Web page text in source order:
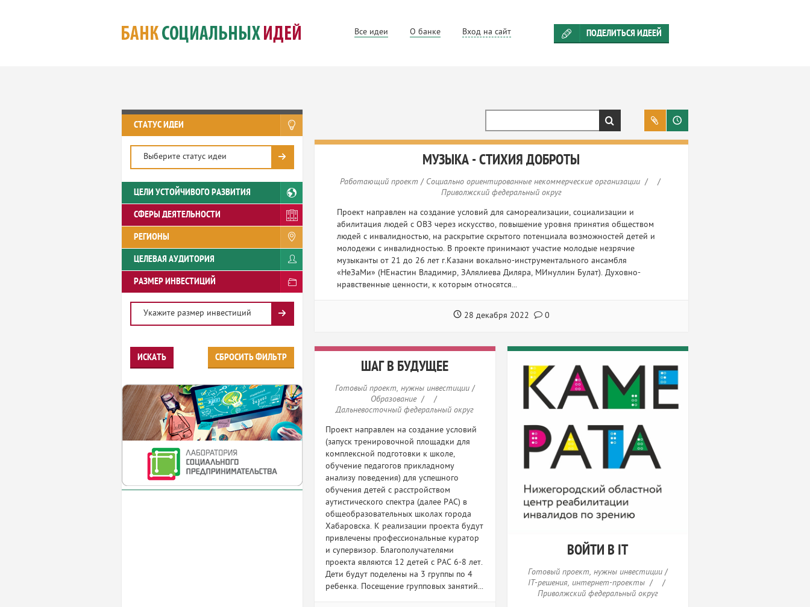
Все идеи О банке Вход на сайт ПОДЕЛИТЬСЯ ИДЕЕЙ
СТАТУС ИДЕИ
Выберите статус идеи
ЦЕЛИ УСТОЙЧИВОГО РАЗВИТИЯ
СФЕРЫ ДЕЯТЕЛЬНОСТИ
РЕГИОНЫ
ЦЕЛЕВАЯ АУДИТОРИЯ
РАЗМЕР ИНВЕСТИЦИЙ
Укажите размер инвестиций
ИСКАТЬ СБРОСИТЬ ФИЛЬТР
МУЗЫКА - СТИХИЯ ДОБРОТЫ
Работающий проект / Социально ориентированные некоммерческие организации/
/
Приволжский федеральный округ
Проект направлен на создание условий для самореализации, социализации и
абилитация людей с ОВЗ через искусство, повышение уровня принятия обществом
людей с инвалидностью, на раскрытие скрытого потенциала возможностей детей и
молодежи с инвалидностью. В проекте принимают участие молодые незрячие
музыканты от 21 до 26 лет г.Казани вокально-инструментального ансамбля
«НеЗаМи» (НЕнастин Владимир, ЗАлялиева Диляра, МИнуллин Булат). Духовно-
нравственные ценности, к которым относятся...
28 декабря 2022 0
ШАГ В БУДУЩЕЕ
Готовый проект, нужны инвестиции/
Образование/
/
Дальневосточный федеральный округ
Проект направлен на создание условий
(запуск тренировочной площадки для
комплексной подготовки к школе,
обучение педагогов прикладному
анализу поведения) для успешного
обучения детей с расстройством
аутистического спектра (далее РАС) в
общеобразовательных школах города
Хабаровска. К реализации проекта будут
привлечены профессиональные куратор
и супервизор. Благополучателями
проекта являются 12 детей с РАС 6-8 лет.
Дети будут поделены на 3 группы по 4
ребенка. Посещение групповых занятий...
ВОЙТИ В IT
Готовый проект, нужны инвестиции/
IT-решения, интернет-проекты/
/
Приволжский федеральный округ